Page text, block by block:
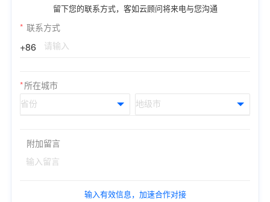
留下您的联系方式，客如云顾问将来电与您沟通
* 联系方式
+86
*所在城市
附加留言
输入有效信息，加速合作对接